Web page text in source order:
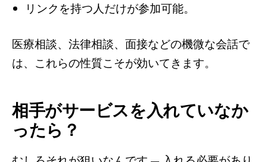
リンクを持つ人だけが参加可能。
医療相談、法律相談、面接などの機微な会話で
は、これらの性質こそが効いてきます。
相手がサービスを入れていなか
ったら？